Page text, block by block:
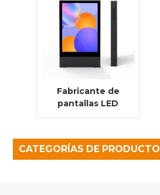
Fabricante de
pantallas LED
para exteriores
exterior
CATEGORÍAS DE PRODUCTO